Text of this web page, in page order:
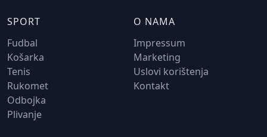
SPORT
Fudbal
Košarka
Tenis
Rukomet
Odbojka
Plivanje
O NAMA
Impressum
Marketing
Uslovi korištenja
Kontakt